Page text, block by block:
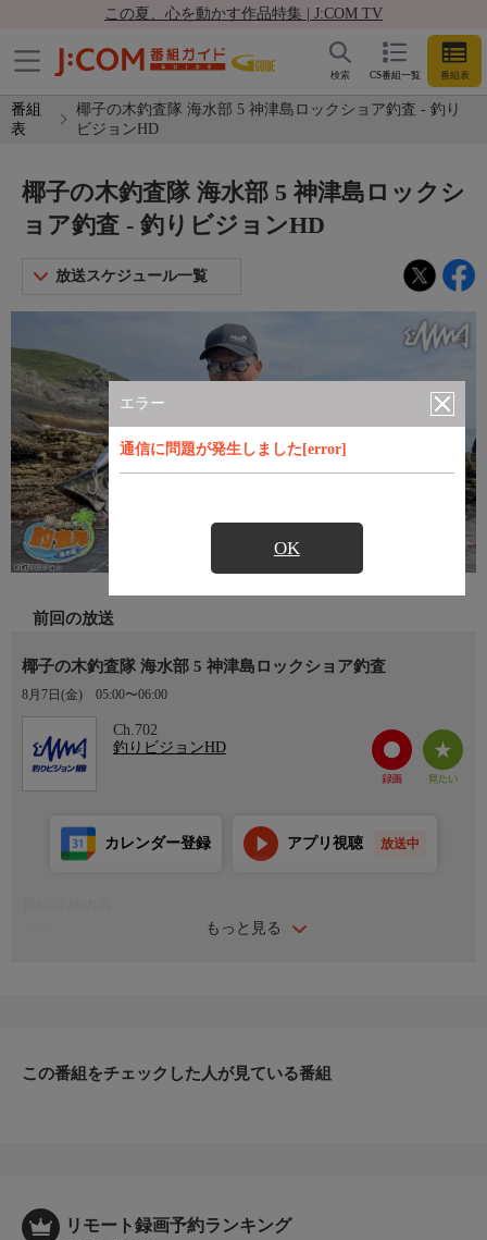
この夏、心を動かす作品特集 | J:COM TV
CS番組一覧 番組表
検索
番組
表
椰子の木釣査隊 海水部 5 神津島ロックショア釣査 - 釣り
ビジョンHD
エラー
通信に問題が発生しました[error]
OK
椰子の木釣査隊 海水部 5 神津島ロックシ
ョア釣査 - 釣りビジョンHD
放送スケジュール一覧
前回の放送
椰子の木釣査隊 海水部 5 神津島ロックショア釣査
8月7日(金) 05:00〜06:00
Ch.702
釣りビジョンHD
もっと見る
カレンダー登録 アプリ視聴 放送中
島のポテンシャルを垣間見ることとなる。
この番組をチェックした人が見ている番組
リモート録画予約ランキング